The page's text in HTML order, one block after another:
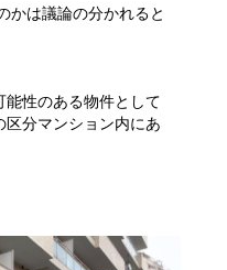
かは議論の分かれると
性のある物件として
分マンション内にあ